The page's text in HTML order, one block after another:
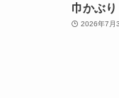
巾かぶ
2026年7月